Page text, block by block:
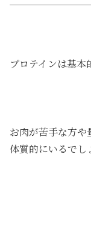
プロテインは基本
お肉が苦手な方や
体質的にいるでし